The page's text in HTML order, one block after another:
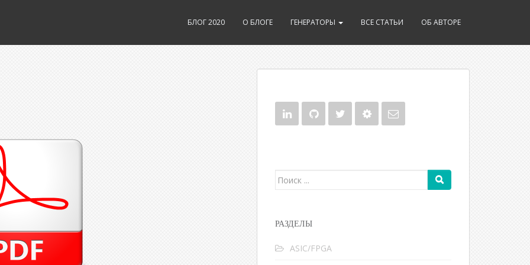
БЛОГ 2020 О БЛОГЕ ГЕНЕРАТОРЫ ВСЕ СТАТЬИ ОБ АВТОРЕ
Поиск для:
РАЗДЕЛЫ
ASIC/FPGA